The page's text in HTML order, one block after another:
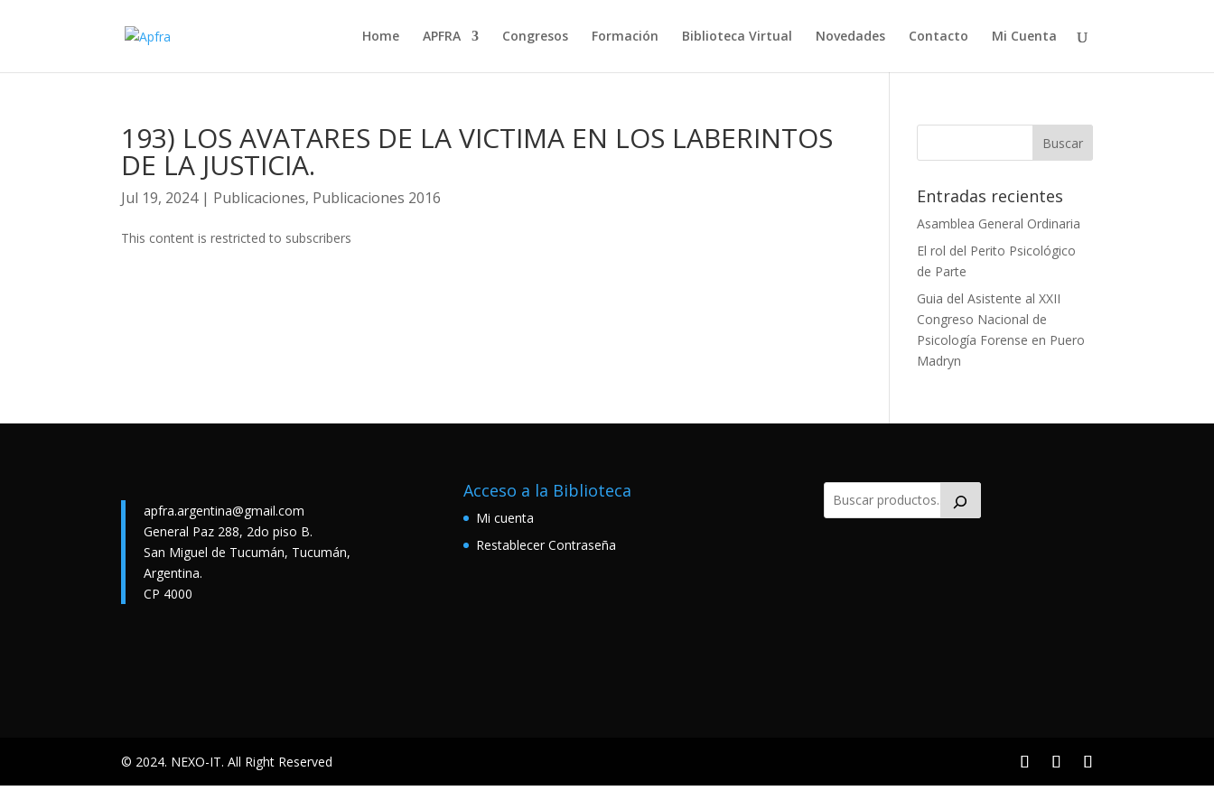
Home APFRA Congresos Formación Biblioteca Virtual Novedades Contacto Mi Cuenta
193) LOS AVATARES DE LA VICTIMA EN LOS LABERINTOS
DE LA JUSTICIA.
Jul 19, 2024| Publicaciones, Publicaciones 2016
This content is restricted to subscribers
Entradas recientes
Asamblea General Ordinaria
El rol del Perito Psicológico
de Parte
Guia del Asistente al XXII
Congreso Nacional de
Psicología Forense en Puero
Madryn
apfra.argentina@gmail.com
General Paz 288, 2do piso B.
San Miguel de Tucumán, Tucumán,
Argentina.
CP 4000
Acceso a la Biblioteca
Mi cuenta
Restablecer Contraseña
© 2024. NEXO-IT. All Right Reserved